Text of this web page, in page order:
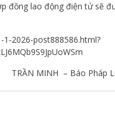
đồng lao động điện tử sẽ
2026-post888586.html?
TRẦN MINH – Báo Pháp